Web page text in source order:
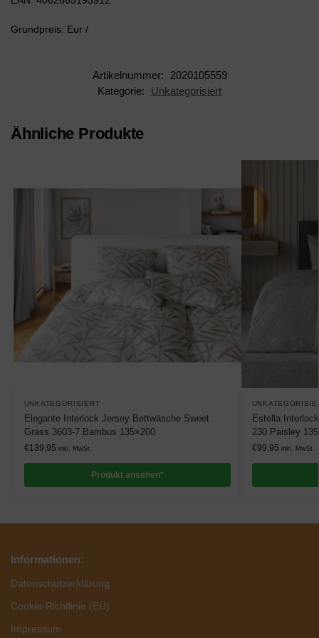
Grundpreis: Eur /
Artikelnummer:
2020105559
Kategorie:
Unkategorisiert
Ähnliche Produkte
UNKATEGORISIERT
Elegante Interlock Jersey Bettwäsche Sweet
Grass 3603-7 Bambus 135×200
€139,95 inkl. MwSt.
Produkt ansehen*
Estella
230 Paisley
€99,95 inkl. MwSt.
Informationen:
Datenschutzerklärung
Cookie-Richtlinie (EU)
Impressum